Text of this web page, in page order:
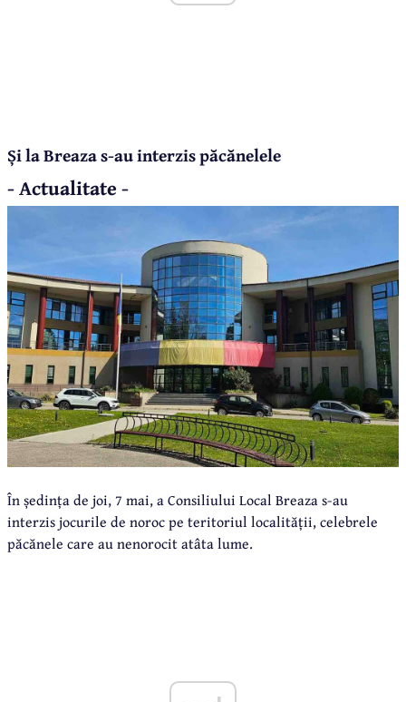
Și la Breaza s-au interzis păcănelele
- Actualitate -
În ședința de joi, 7 mai, a Consiliului Local Breaza s-au
interzis jocurile de noroc pe teritoriul localității, celebrele
păcănele care au nenorocit atâta lume.